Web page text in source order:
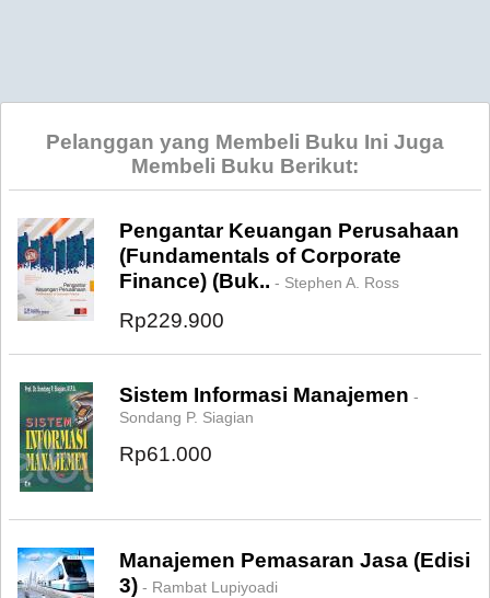
Pelanggan yang Membeli Buku Ini Juga
Membeli Buku Berikut:
Pengantar Keuangan Perusahaan
(Fundamentals of Corporate
Finance) (Buk.. - Stephen A. Ross
Rp229.900
Sistem Informasi Manajemen -
Sondang P. Siagian
Rp61.000
Manajemen Pemasaran Jasa (Edisi
3) - Rambat Lupiyoadi